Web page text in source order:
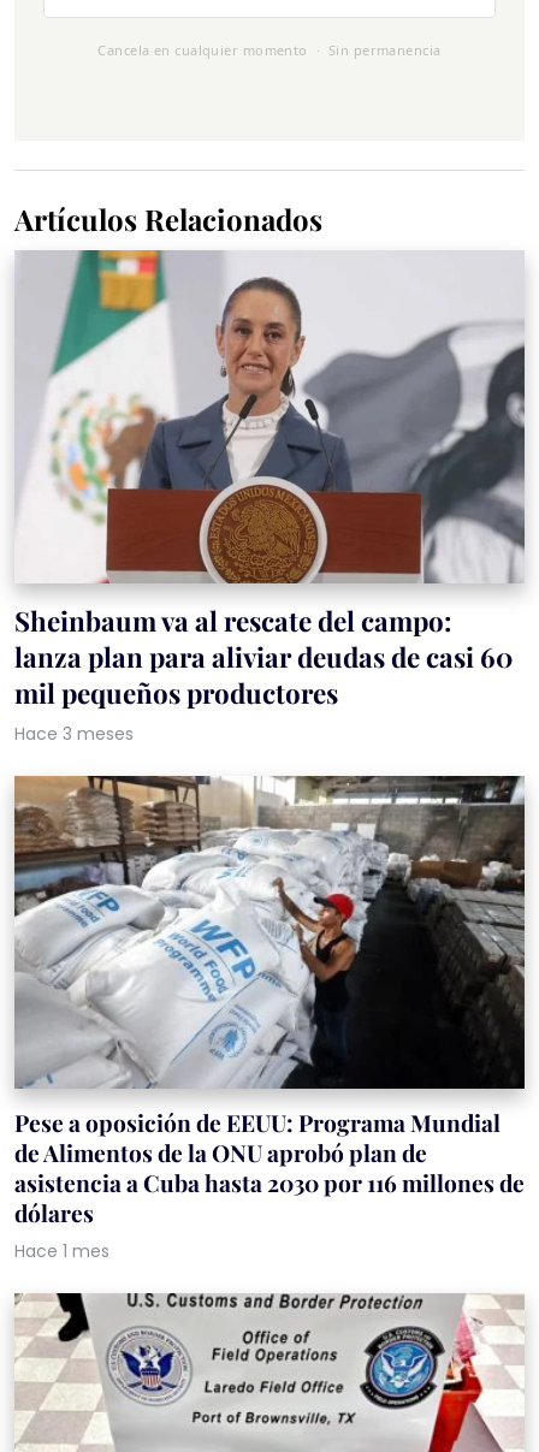
Cancela en cualquier momento · Sin permanencia
Artículos Relacionados
Sheinbaum va al rescate del campo:
lanza plan para aliviar deudas de casi 60
mil pequeños productores
Hace 3 meses
Pese a oposición de EEUU: Programa Mundial
de Alimentos de la ONU aprobó plan de
asistencia a Cuba hasta 2030 por 116 millones de
dólares
Hace 1 mes